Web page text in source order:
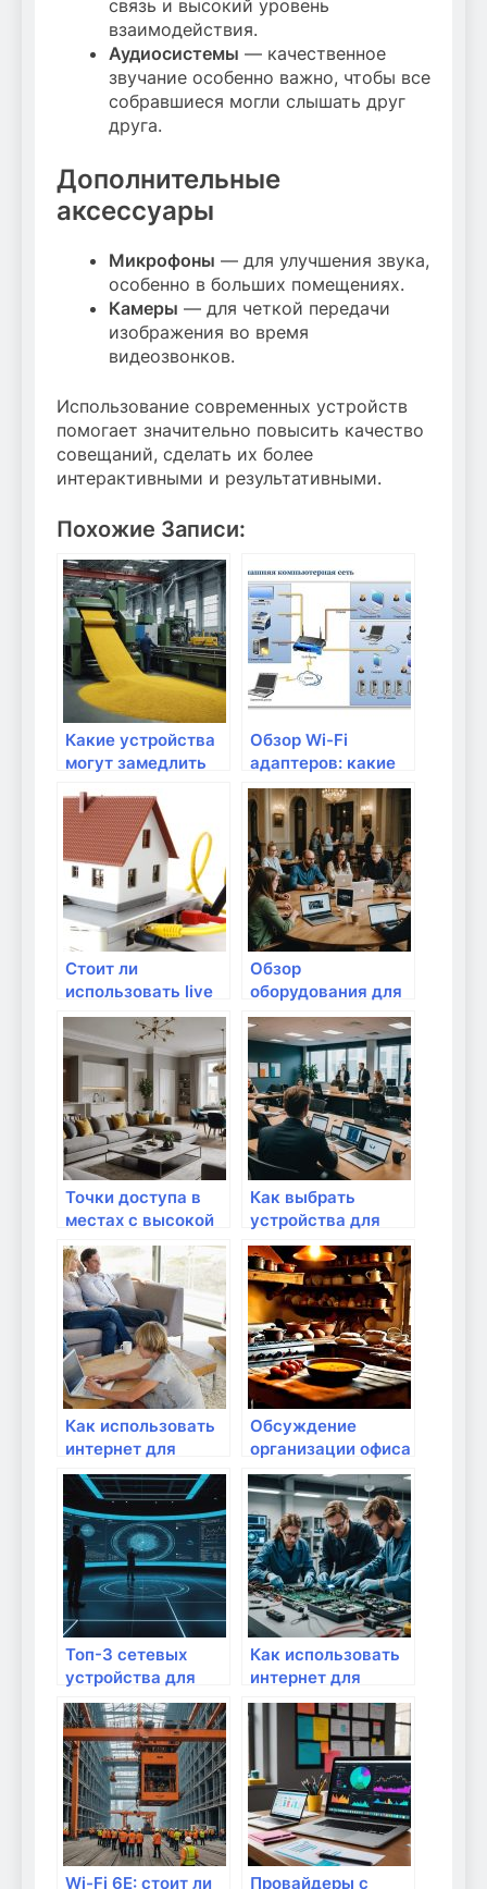
связь и высокий уровень
взаимодействия.
Аудиосистемы — качественное
звучание особенно важно, чтобы все
собравшиеся могли слышать друг
друга.
Дополнительные
аксессуары
Микрофоны — для улучшения звука,
особенно в больших помещениях.
Камеры — для четкой передачи
изображения во время
видеозвонков.
Использование современных устройств
помогает значительно повысить качество
совещаний, сделать их более
интерактивными и результативными.
Похожие Записи:
Какие устройства
могут замедлить
интернета?
Обзор Wi-Fi
адаптеров: какие
выбрать для
своего
устройства?
Стоит ли
использовать live
USB? Подробный
обзор
Обзор
оборудования для
организации
видеоконференций
Точки доступа в
местах с высокой
нагрузкой: советы
по применению
Как выбрать
устройства для
умножения
скорости
интернета
Как использовать
интернет для
создания бизнес-
моделей?
Обсуждение
организации офиса
на уровне сети
Топ-3 сетевых
устройства для
удаленной работы
Как использовать
интернет для
улучшения
качества жизни?
Wi-Fi 6E: стоит ли Провайдеры с